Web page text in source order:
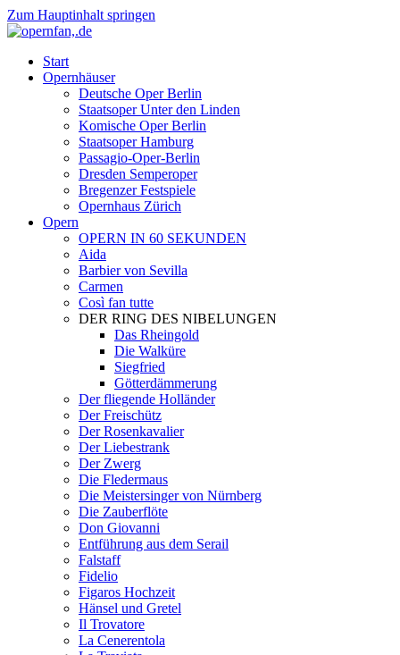
Zum Hauptinhalt springen
Start
Opernhäuser
Deutsche Oper Berlin
Staatsoper Unter den Linden
Komische Oper Berlin
Staatsoper Hamburg
Passagio-Oper-Berlin
Dresden Semperoper
Bregenzer Festspiele
Opernhaus Zürich
Opern
OPERN IN 60 SEKUNDEN
Aida
Barbier von Sevilla
Carmen
Così fan tutte
DER RING DES NIBELUNGEN
Das Rheingold
Die Walküre
Siegfried
Götterdämmerung
Der fliegende Holländer
Der Freischütz
Der Rosenkavalier
Der Liebestrank
Der Zwerg
Die Fledermaus
Die Meistersinger von Nürnberg
Die Zauberflöte
Don Giovanni
Entführung aus dem Serail
Falstaff
Fidelio
Figaros Hochzeit
Hänsel und Gretel
Il Trovatore
La Cenerentola